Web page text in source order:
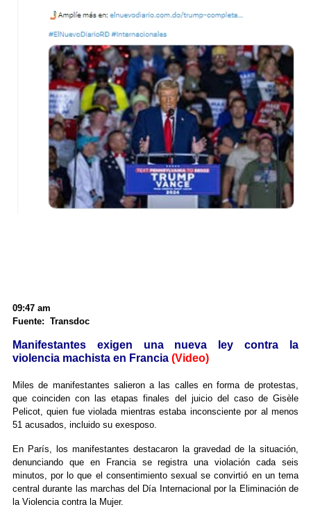
09:47 am
Fuente: Transdoc
Manifestantes exigen una nueva ley contra la
violencia machista en Francia (Video)
Miles de manifestantes salieron a las calles en forma de protestas,
que coinciden con las etapas finales del juicio del caso de Gisèle
Pelicot, quien fue violada mientras estaba inconsciente por al menos
51 acusados, incluido su exesposo.
En París, los manifestantes destacaron la gravedad de la situación,
denunciando que en Francia se registra una violación cada seis
minutos, por lo que el consentimiento sexual se convirtió en un tema
central durante las marchas del Día Internacional por la Eliminación de
la Violencia contra la Mujer.